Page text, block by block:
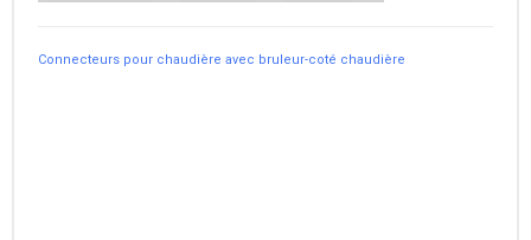
Connecteurs pour chaudière avec bruleur-coté chaudière